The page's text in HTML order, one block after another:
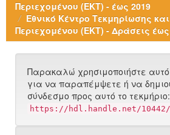
Περιεχομένου (ΕΚΤ) - έως 2019
Εθνικό Κέντρο Τεκμηρίωσης
Περιεχομένου (ΕΚΤ) - Δράσεις έως
Παρακαλώ χρησιμοποιήστε αυτό
για να παραπέμψετε ή να
σύνδεσμο προς αυτό το τεκμήριο:
https://hdl.handle.net/10442/